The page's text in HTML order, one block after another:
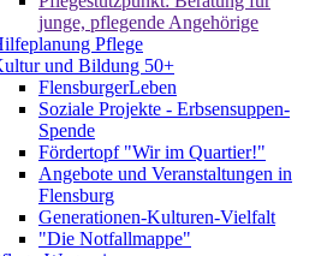
junge, pflegende Angehörige
Pflege
und Bildung 50+
FlensburgerLeben
Soziale Projekte - Erbsensuppen-
Spende
Fördertopf "Wir im Quartier!"
Angebote und Veranstaltungen in
Flensburg
Generationen-Kulturen-Vielfalt
"Die Notfallmappe"